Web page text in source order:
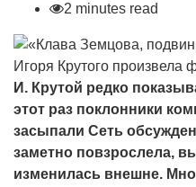
2 minutes read
И. Крутой редко
этот раз поклонники
засыпали Сеть
заметно повзрослела,
изменилась внешне.